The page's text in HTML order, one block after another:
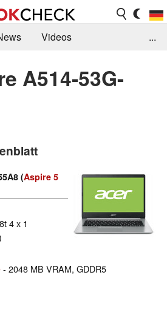
Videos
Suche
Jobs
...
A514-53G-
(Aspire 5
4 x 1
- 2048 MB VRAM, GDDR5